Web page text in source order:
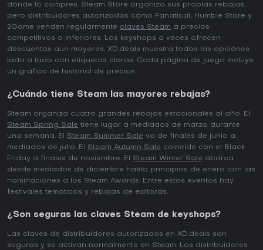
dónde lo compres. Steam Store organiza sus propias rebajas,
pero distribuidores autorizados cómo Fanatical, Humble Store y
2Game venden regularmente claves Steam a precios
competitivos o inferiores. Los keyshops a veces ofrecen
descuentos aun mayores. XD.deals muestra todas las opciónes
lado a lado con etiquetas claras. Cada página de juego incluye
un grafico de historial de precios.
¿Cuándo tiene Steam las mayores rebajas?
Steam organiza cuatro grandes rebajas estacionales al año. El
Steam Spring Sale tiene lugar a mediados de marzo durante
una semana. El Steam Summer Sale va de finales de junio a
mediados de julio. El Steam Autumn Sale coincide con el Black
Friday a finales de noviembre. El Steam Winter Sale abarca
desde mediados de diciembre hasta principios de enero con las
nominaciones a los Steam Awards. Entre estos eventos hay
festivales tematicos y rebajas de editoras.
¿Son seguras las claves Steam de keyshops?
Las claves de distribuidores autorizados en XD.deals son
seguras y se activan normalmente en Steam. Los distribuidores